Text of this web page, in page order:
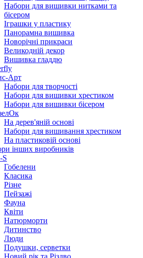
Набори для вишивки нитками та
бісером
Іграшки у пластику
Панорамна вишивка
Новорічні прикраси
Великодній декор
Вишивка гладдю
Арт
Набори для творчості
Набори для вишивки хрестиком
Набори для вишивки бісером
На дерев'яній основі
Набори для вишивання хрестиком
На пластиковій основі
інших виробників
S
Гобелени
Класика
Різне
Пейзажі
Фауна
Квіти
Натюрморти
Дитинство
Люди
Подушки, серветки
Новий рік та Різдво